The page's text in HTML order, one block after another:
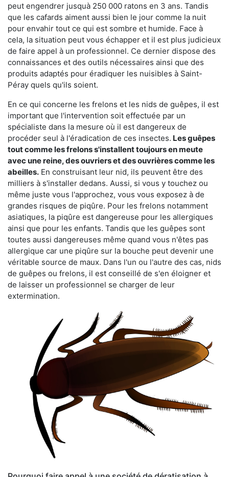
peut engendrer jusquà 250 000 ratons en 3 ans. Tandis
que les cafards aiment aussi bien le jour comme la nuit
pour envahir tout ce qui est sombre et humide. Face à
cela, la situation peut vous échapper et il est plus judicieux
de faire appel à un professionnel. Ce dernier dispose des
connaissances et des outils nécessaires ainsi que des
produits adaptés pour éradiquer les nuisibles à Saint-
Péray quels qu'ils soient.
En ce qui concerne les frelons et les nids de guêpes, il est
important que l'intervention soit effectuée par un
spécialiste dans la mesure où il est dangereux de
procéder seul à l'éradication de ces insectes. Les guêpes
tout comme les frelons s'installent toujours en meute
avec une reine, des ouvriers et des ouvrières comme les
abeilles. En construisant leur nid, ils peuvent être des
milliers à s'installer dedans. Aussi, si vous y touchez ou
même juste vous l'approchez, vous vous exposez à de
grandes risques de piqûre. Pour les frelons notamment
asiatiques, la piqûre est dangereuse pour les allergiques
ainsi que pour les enfants. Tandis que les guêpes sont
toutes aussi dangereuses même quand vous n'êtes pas
allergique car une piqûre sur la bouche peut devenir une
véritable source de maux. Dans l'un ou l'autre des cas, nids
de guêpes ou frelons, il est conseillé de s'en éloigner et
de laisser un professionnel se charger de leur
extermination.